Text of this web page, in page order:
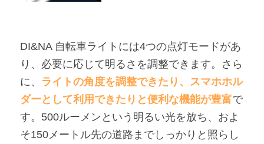
DI&NA 自転車ライトには4つの点灯モードがあ
り、必要に応じて明るさを調整できます。さら
に、 ライトの角度を調整できたり、スマホホル
ダーとして利用できたりと便利な機能が豊富で
す。500ルーメンという明るい光を放ち、およ
そ150メートル先の道路までしっかりと照らし